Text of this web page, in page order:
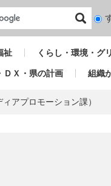
検
対
祉 くらし・環境・グ
ＤＸ・県の計画 組織
アプロモーション課）